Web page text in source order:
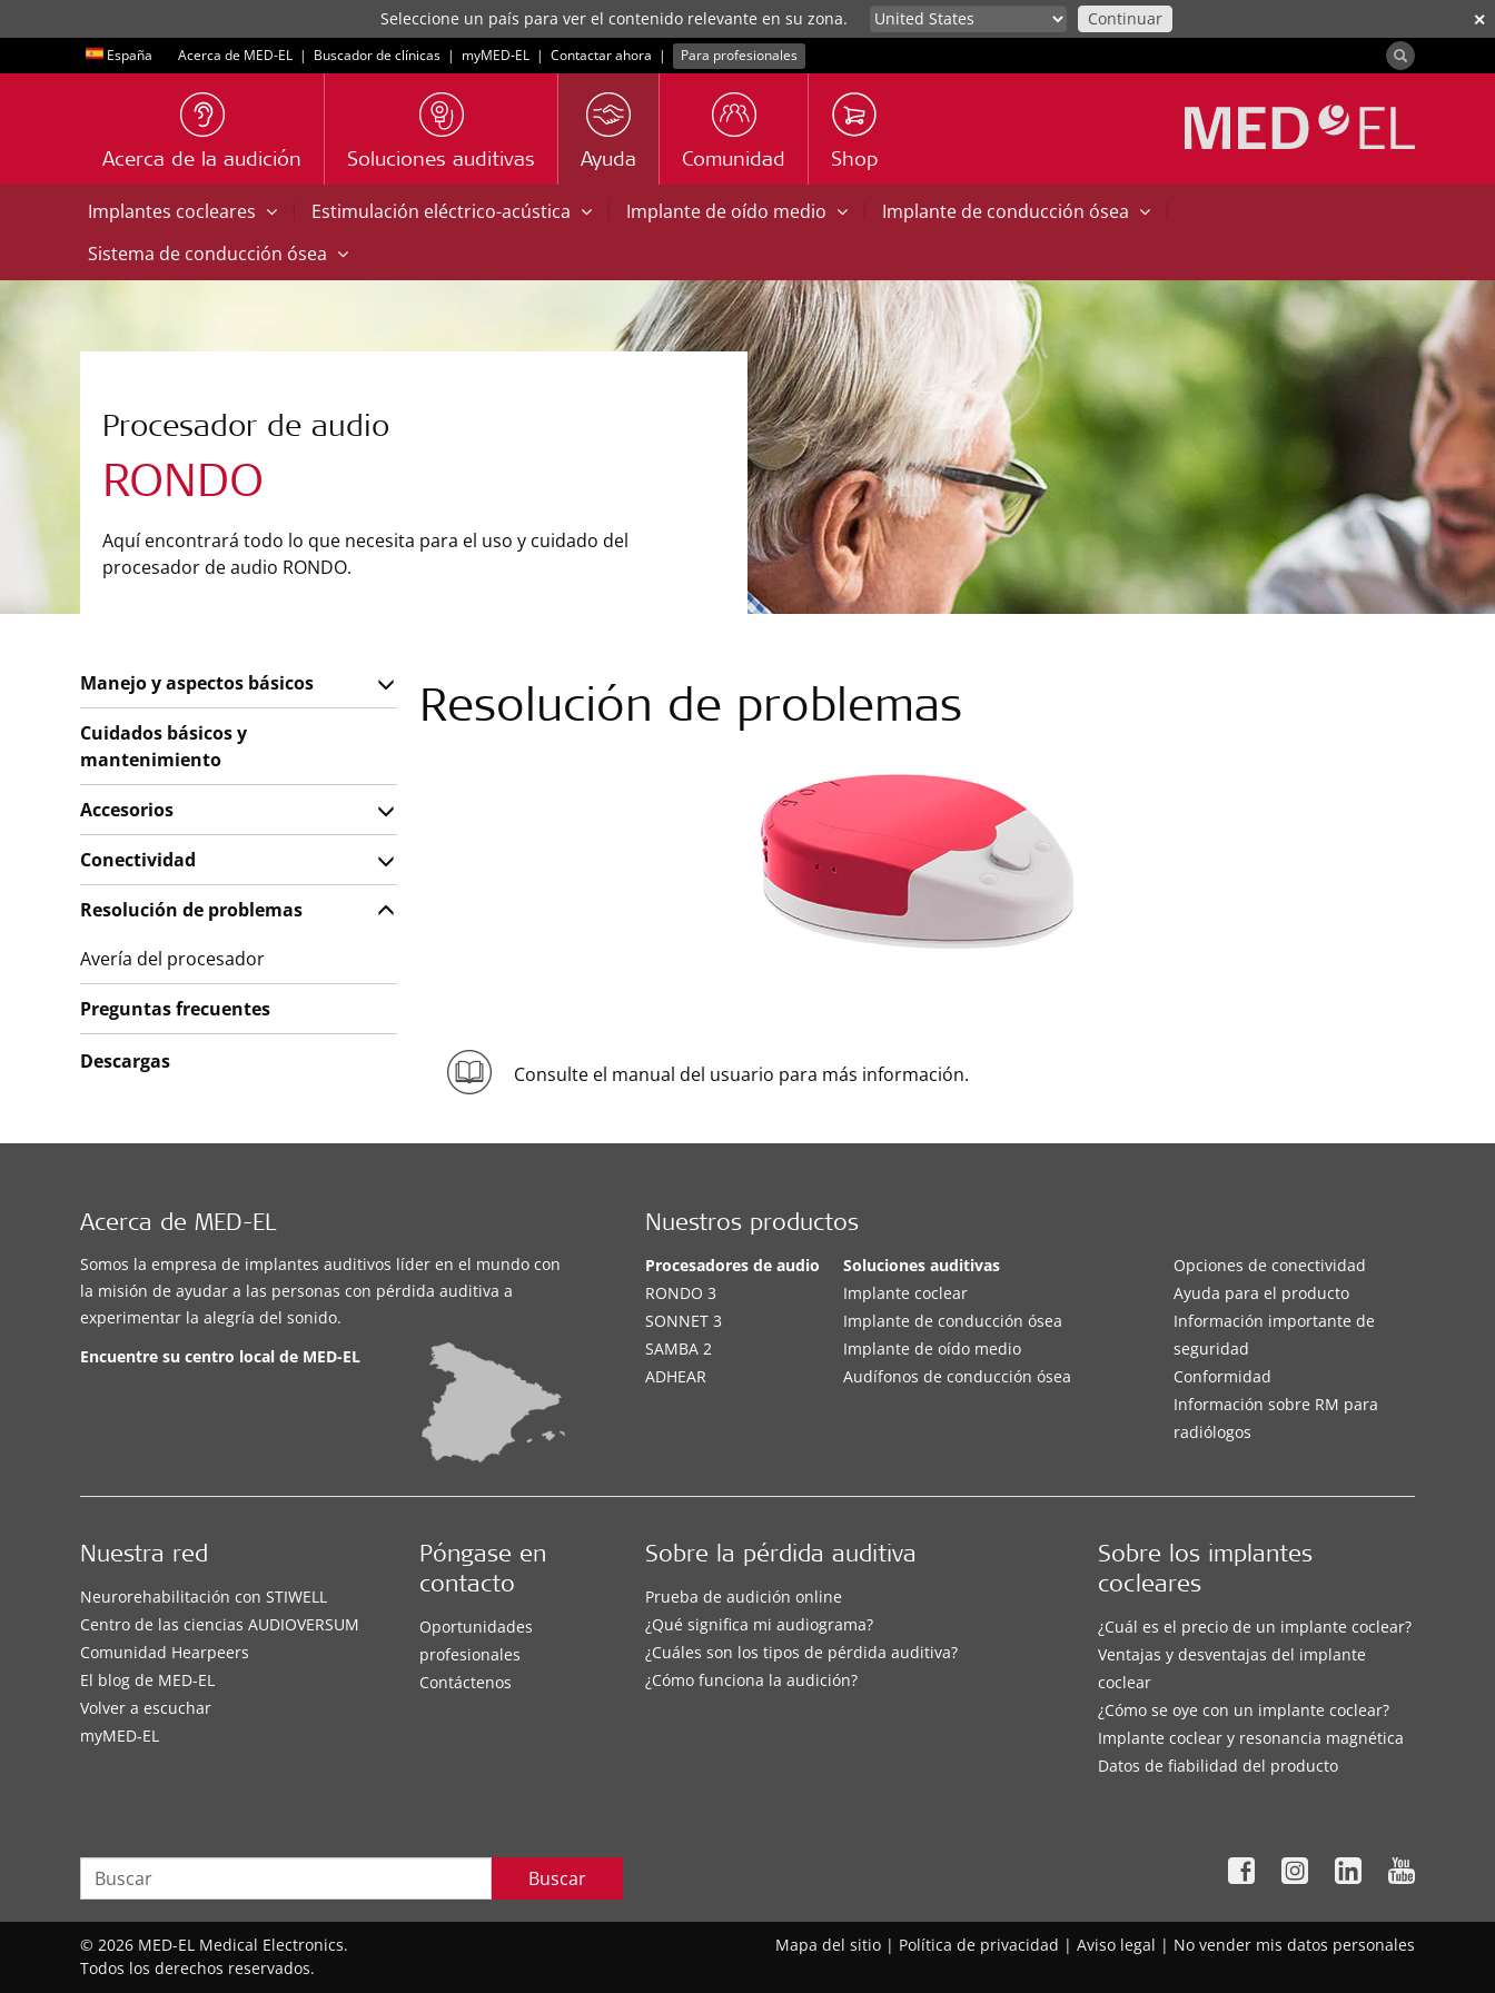
✕
Seleccione un país para ver el contenido relevante en su zona. Continuar
España Acerca de MED-EL | Buscador de clínicas | myMED‑EL | Contactar ahora | Para profesionales
Acerca de la audición Soluciones auditivas Ayuda Comunidad Shop
Implantes cocleares | Estimulación eléctrico-acústica | Implante de oído medio | Implante de conducción ósea
|
Sistema de conducción ósea
Procesador de audio
RONDO
Aquí encontrará todo lo que necesita para el uso y cuidado del
procesador de audio RONDO.
Resolución de problemas
Consulte el manual del usuario para más información.
Manejo y aspectos básicos
Cuidados básicos y
mantenimiento
Accesorios
Conectividad
Resolución de problemas
Avería del procesador
Preguntas frecuentes
Descargas
Acerca de MED-EL
Somos la empresa de implantes auditivos líder en el mundo con
la misión de ayudar a las personas con pérdida auditiva a
experimentar la alegría del sonido.
Encuentre su centro local de MED-EL
Nuestros productos
Procesadores de audio
RONDO 3
SONNET 3
SAMBA 2
ADHEAR
Soluciones auditivas
Implante coclear
Implante de conducción ósea
Implante de oído medio
Audífonos de conducción ósea
Opciones de conectividad
Ayuda para el producto
Información importante de
seguridad
Conformidad
Información sobre RM para
radiólogos
Sobre la pérdida auditiva
Prueba de audición online
¿Qué significa mi audiograma?
¿Cuáles son los tipos de pérdida auditiva?
¿Cómo funciona la audición?
Sobre los implantes
cocleares
¿Cuál es el precio de un implante coclear?
Ventajas y desventajas del implante
coclear
¿Cómo se oye con un implante coclear?
Implante coclear y resonancia magnética
Datos de fiabilidad del producto
Nuestra red
Neurorehabilitación con STIWELL
Centro de las ciencias AUDIOVERSUM
Comunidad Hearpeers
El blog de MED-EL
Volver a escuchar
myMED‑EL
Póngase en
contacto
Oportunidades
profesionales
Contáctenos
Buscar
© 2026 MED-EL Medical Electronics.
Todos los derechos reservados.
Mapa del sitio | Política de privacidad | Aviso legal | No vender mis datos personales